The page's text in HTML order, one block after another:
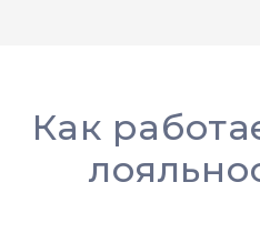
Как